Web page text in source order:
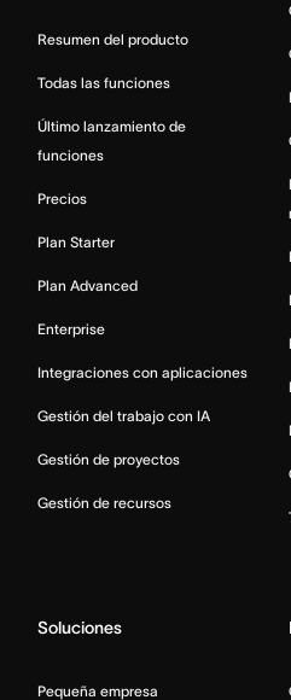
Resumen del producto
Todas las funciones
Último lanzamiento de
funciones
Precios
Plan Starter
Plan Advanced
Enterprise
Integraciones con aplicaciones
Gestión del trabajo con IA
Gestión de proyectos
Gestión de recursos
Soluciones
Pequeña empresa